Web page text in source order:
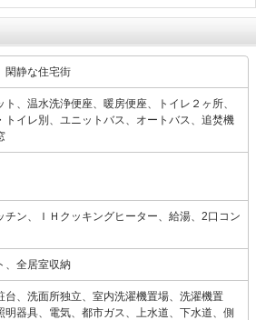
閑静な住宅街
ト、温水洗浄便座、暖房便座、トイレ２ヶ所、
トイレ別、ユニットバス、オートバス、追焚機
チン、ＩＨクッキングヒーター、給湯、2口コン
、全居室収納
台、洗面所独立、室内洗濯機置場、洗濯機置
明器具、電気、都市ガス、上水道、下水道、側